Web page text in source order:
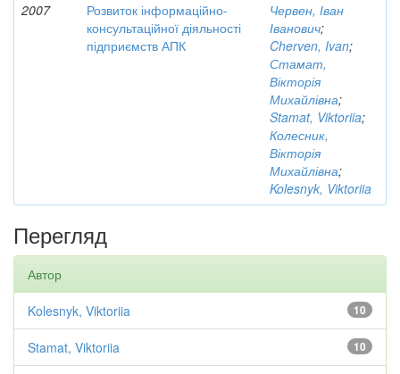
2007
Розвиток інформаційно-
консультаційної діяльності
підприємств АПК
Червен, Іван
Іванович;
Cherven, Ivan;
Стамат,
Вікторія
Михайлівна;
Stamat, Viktoriia;
Колесник,
Вікторія
Михайлівна;
Kolesnyk, Viktoriia
Перегляд
Автор
10
Kolesnyk, Viktoriia
10
Stamat, Viktoriia